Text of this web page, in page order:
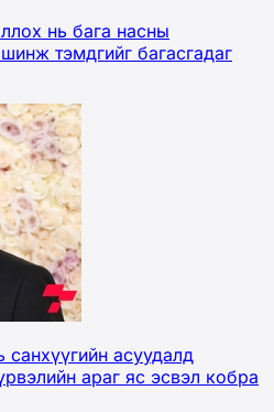
нь бага насны
тэмдгийг багасгадаг
асуудалд
араг яс эсвэл кобра